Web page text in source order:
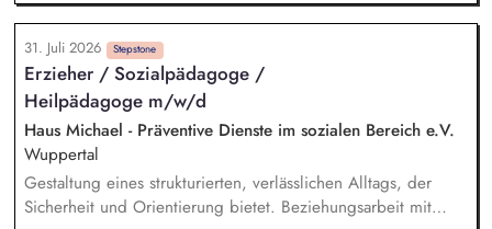
Kindern und Jugendlichen unter Berücksichtigung ihrer
individuellen Lebensgeschichten. Systemisches Denken:
Zusammenhänge erkennen, Verhalten einordnen, Muster
verstehen. Förderung von Identitätsentwicklung, Selbstwert
und individuellen Stärken. Begleitung in lebenspraktischen
Bereichen (Alltag, Schule, Freizeit, Verantwortung).
Zusammenarbeit mit Eltern, Sorgeberechtigten, Schulen,
Therapeut*innen und Jugendämtern.
31. Juli 2026 Stepstone
Erzieher / Sozialpädagoge /
Heilpädagoge m/w/d
Haus Michael - Präventive Dienste im sozialen Bereich e.V.
Wuppertal
Gestaltung eines strukturierten, verlässlichen Alltags, der
Sicherheit und Orientierung bietet. Beziehungsarbeit mit